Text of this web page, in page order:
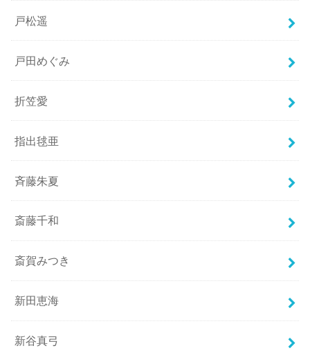
戸松遥
戸田めぐみ
折笠愛
指出毬亜
斉藤朱夏
斎藤千和
斎賀みつき
新田恵海
新谷真弓